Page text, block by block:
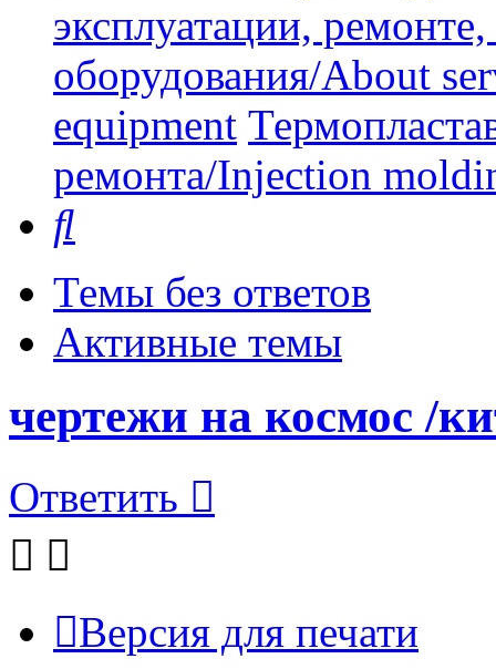
эксплуатации,
оборудования/About
equipment
ремонта/Injection
Темы без ответов
Активные темы
чертежи на космос /
Ответить
Версия для печати